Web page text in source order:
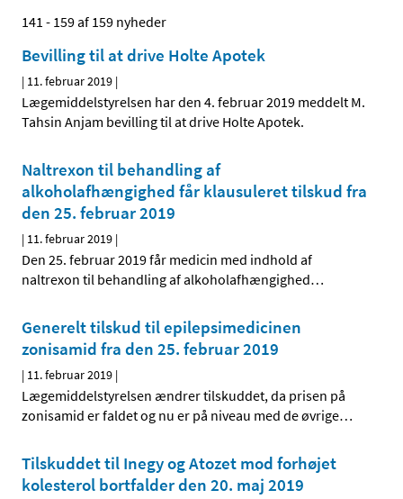
141 - 159 af 159 nyheder
Bevilling til at drive Holte Apotek
| 11. februar 2019 |
Lægemiddelstyrelsen har den 4. februar 2019 meddelt M.
Tahsin Anjam bevilling til at drive Holte Apotek.
Naltrexon til behandling af
alkoholafhængighed får klausuleret tilskud fra
den 25. februar 2019
| 11. februar 2019 |
Den 25. februar 2019 får medicin med indhold af
naltrexon til behandling af alkoholafhængighed…
Generelt tilskud til epilepsimedicinen
zonisamid fra den 25. februar 2019
| 11. februar 2019 |
Lægemiddelstyrelsen ændrer tilskuddet, da prisen på
zonisamid er faldet og nu er på niveau med de øvrige…
Tilskuddet til Inegy og Atozet mod forhøjet
kolesterol bortfalder den 20. maj 2019